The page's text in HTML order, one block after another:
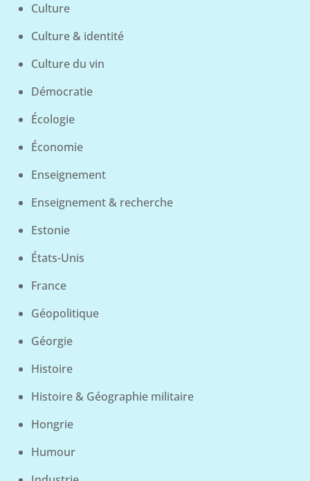
Culture
Culture & identité
Culture du vin
Démocratie
Écologie
Économie
Enseignement
Enseignement & recherche
Estonie
États-Unis
France
Géopolitique
Géorgie
Histoire
Histoire & Géographie militaire
Hongrie
Humour